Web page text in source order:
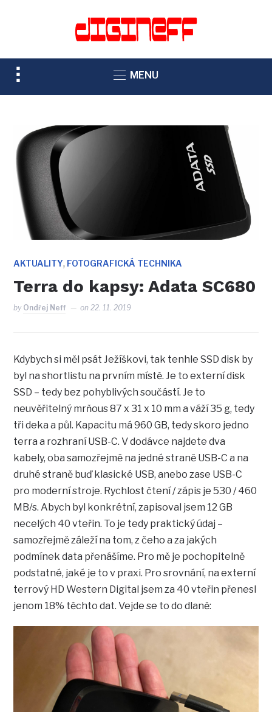
TOGGLE
SIDEBAR
NAVIGATION
MENU
AKTUALITY, FOTOGRAFICKÁ TECHNIKA
Terra do kapsy: Adata SC680
by Ondřej Neff on22. 11. 2019
Kdybych si měl psát Ježíškovi, tak tenhle SSD disk by
byl na shortlistu na prvním místě. Je to externí disk
SSD – tedy bez pohyblivých součástí. Je to
neuvěřitelný mrňous 87 x 31 x 10 mm a váží 35 g, tedy
tři deka a půl. Kapacitu má 960 GB, tedy skoro jedno
terra a rozhraní USB-C. V dodávce najdete dva
kabely, oba samozřejmě na jedné straně USB-C a na
druhé straně buď klasické USB, anebo zase USB-C
pro moderní stroje. Rychlost čtení / zápis je 530 / 460
MB/s. Abych byl konkrétní, zapisoval jsem 12 GB
necelých 40 vteřin. To je tedy praktický údaj –
samozřejmě záleží na tom, z čeho a za jakých
podmínek data přenášíme. Pro mě je pochopitelně
podstatné, jaké je to v praxi. Pro srovnání, na externí
terrový HD Western Digital jsem za 40 vteřin přenesl
jenom 18% těchto dat. Vejde se to do dlaně: